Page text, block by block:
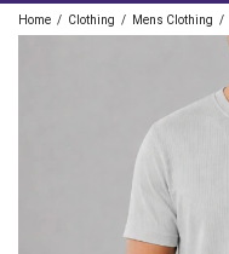
Home / Clothing / Mens Clothing /